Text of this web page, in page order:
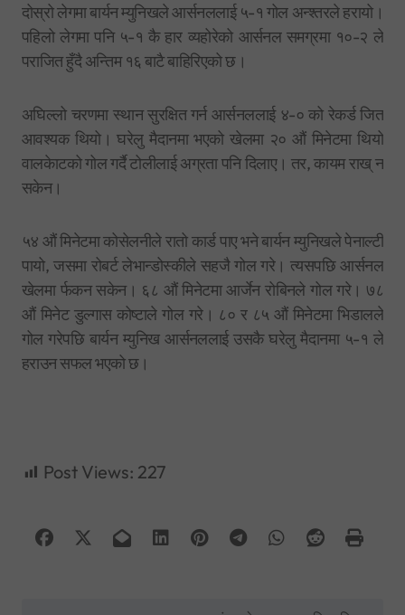
दोस्रो लेगमा बार्यन म्युनिखले आर्सनललाई ५-१ गोल अन्श्तरले हरायो।
पहिलो लेगमा पनि ५-१ कै हार व्यहोरेको आर्सनल समग्रमा १०-२ ले
पराजित हुँदै अन्तिम १६ बाटै बाहिरिएको छ।
अघिल्लो चरणमा स्थान सुरक्षित गर्न आर्सनललाई ४-० को रेकर्ड जित
आवश्यक थियो। घरेलु मैदानमा भएको खेलमा २० औं मिनेटमा थियो
वालकेाटको गोल गर्दै टोलीलाई अग्रता पनि दिलाए। तर, कायम राख् न
सकेन।
५४ औं मिनेटमा कोसेलनीले रातो कार्ड पाए भने बार्यन म्युनिखले पेनाल्टी
पायो, जसमा रोबर्ट लेभान्डोस्कीले सहजै गोल गरे। त्यसपछि आर्सनल
खेलमा र्फकन सकेन। ६८ औं मिनेटमा आर्जेन रोबिनले गोल गरे। ७८
औं मिनेट डुल्गास कोष्टाले गोल गरे। ८० र ८५ औं मिनेटमा भिडालले
गोल गरेपछि बार्यन म्युनिख आर्सनललाई उसकै घरेलु मैदानमा ५-१ ले
हराउन सफल भएको छ।
Post Views: 227